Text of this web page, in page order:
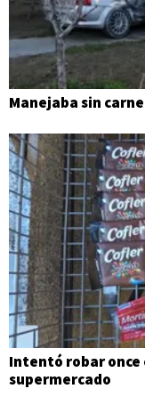
Manejaba sin
Intentó robar once
supermercado